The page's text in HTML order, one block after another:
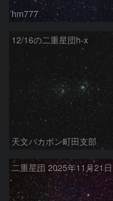
hm777
12/16の二重星団h-x
天文バカボン町田支部
二重星団 2025年11月21日